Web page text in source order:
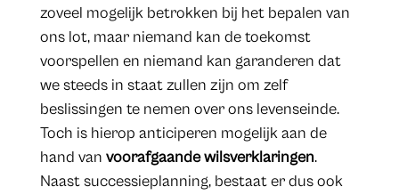
zoveel mogelijk betrokken bij het bepalen van
ons lot, maar niemand kan de toekomst
voorspellen en niemand kan garanderen dat
we steeds in staat zullen zijn om zelf
beslissingen te nemen over ons levenseinde.
Toch is hierop anticiperen mogelijk aan de
hand van voorafgaande wilsverklaringen.
Naast successieplanning, bestaat er dus ook